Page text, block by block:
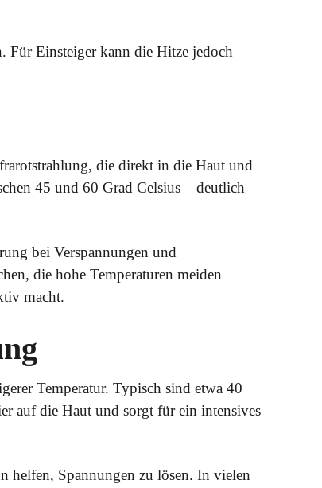
Für Einsteiger kann die Hitze jedoch
die direkt in die Haut und
45 und 60 Grad Celsius – deutlich
bei Verspannungen und
die hohe Temperaturen meiden
macht.
Temperatur. Typisch sind etwa 40
auf die Haut und sorgt für ein intensives
helfen, Spannungen zu lösen. In vielen